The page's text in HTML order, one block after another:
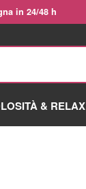
in 24/48 h
& RELAX